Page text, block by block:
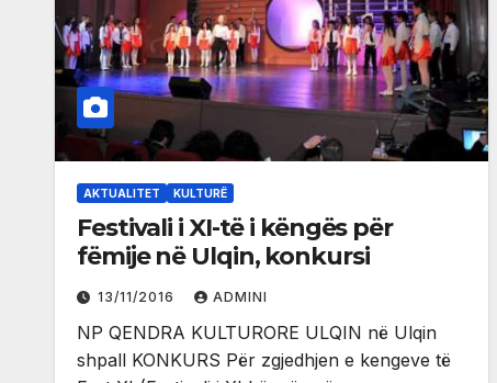
AKTUALITET KULTURË
Festivali i XI-të i këngës për
fëmije në Ulqin, konkursi
13/11/2016 ADMINI
NP QENDRA KULTURORE ULQIN në Ulqin
shpall KONKURS Për zgjedhjen e kengeve të